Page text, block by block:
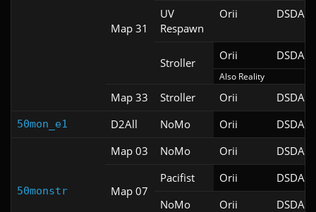
Map 31
UV
Respawn
Orii DSDA-
Stroller
Orii DSDA-
Also Reality
Map 33 Stroller Orii DSDA-
50mon_e1 D2All NoMo Orii DSDA-
50monstr
Map 03 NoMo Orii DSDA-
Map 07
Pacifist Orii
DSDA-
NoMo
Orii
DSDA-